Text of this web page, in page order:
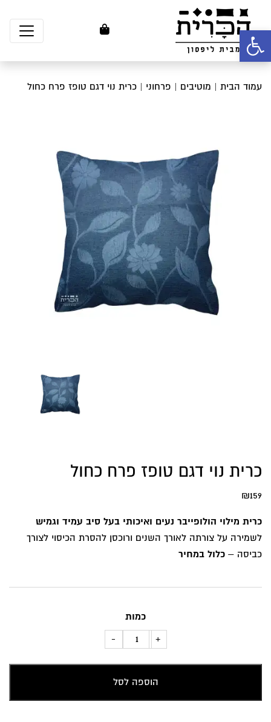
פתח סרגל נגישות
עמוד הבית | מוטיבים | פרחוני | כרית נוי דגם טופז פרח כחול
כרית נוי דגם טופז פרח כחול
₪159
כרית מילוי הולופייבר נעים ואיכותי בעל סיב עמיד וגמיש
לשמירה על צורתה לאורך השנים ורוכסן להסרת הכיסוי לצורך
כביסה – כלול במחיר
כמות
+
כמות
נוי
דגם
-
הוספה לסל